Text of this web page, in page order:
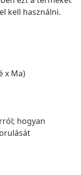
kell használni.
x Ma)
hogyan